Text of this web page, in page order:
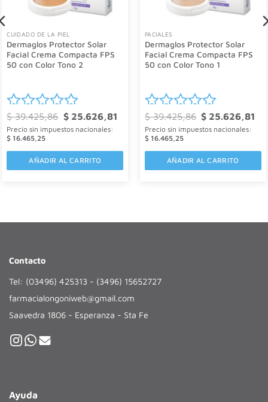
CUIDADO DE LA PIEL
Dermaglos Protector Solar
Facial Crema Compacta FPS
50 con Color Tono 2
Valorado
con
0
$39.425,86 El
precio
original
$25.626,81
Precio sin impuestos nacionales:
$ 16.465,25
AÑADIR AL CARRITO
FACIALES
Dermaglos Protector Solar
Facial Crema Compacta FPS
50 con Color Tono 1
Valorado
con
0
$39.425,86 El
precio
original
$25.626,81
Precio sin impuestos nacionales:
$ 16.465,25
AÑADIR AL CARRITO
Contacto
Tel: (03496) 425313 - (3496) 15652727
farmacialongoniweb@gmail.com
Saavedra 1806 - Esperanza - Sta Fe
Ayuda